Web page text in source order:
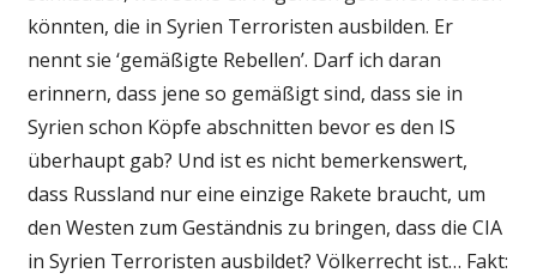
könnten, die in Syrien Terroristen ausbilden. Er
nennt sie ‘gemäßigte Rebellen’. Darf ich daran
erinnern, dass jene so gemäßigt sind, dass sie in
Syrien schon Köpfe abschnitten bevor es den IS
überhaupt gab? Und ist es nicht bemerkenswert,
dass Russland nur eine einzige Rakete braucht, um
den Westen zum Geständnis zu bringen, dass die CIA
in Syrien Terroristen ausbildet? Völkerrecht ist… Fakt: